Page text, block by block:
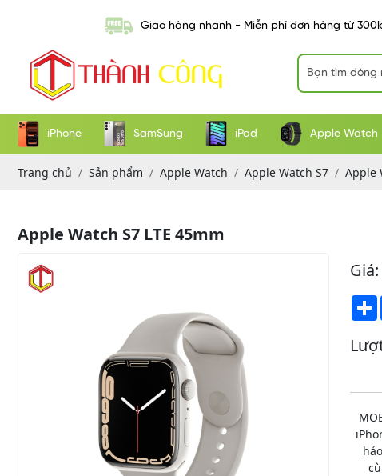
Giao hàng nhanh - Miễn phí đơn hàng từ 300k
iPhone SamSung iPad Apple Watch
Trang chủ Sản phẩm Apple Watch Apple Watch S7 Apple
Apple Watch S7 LTE 45mm
Giá: